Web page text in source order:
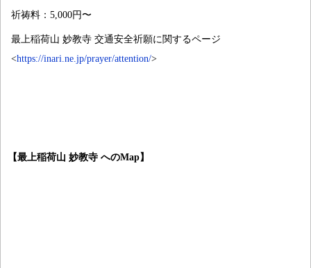
祈祷料：5,000円〜
最上稲荷山 妙教寺 交通安全祈願に関するページ
<https://inari.ne.jp/prayer/attention/>
【最上稲荷山 妙教寺 へのMap】